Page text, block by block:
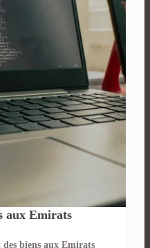
aux Emirats
des biens aux Emirats